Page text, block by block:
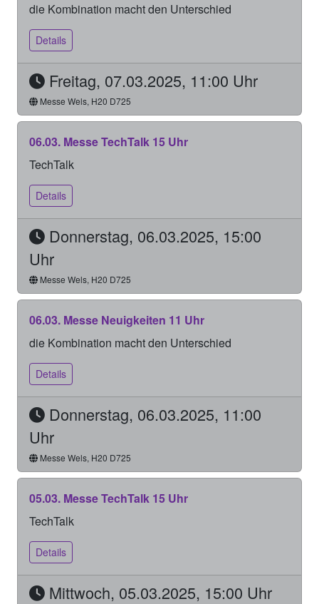
die Kombination macht den Unterschied
Details
Freitag, 07.03.2025, 11:00 Uhr
Messe Wels, H20 D725
06.03. Messe TechTalk 15 Uhr
TechTalk
Details
Donnerstag, 06.03.2025, 15:00
Uhr
Messe Wels, H20 D725
06.03. Messe Neuigkeiten 11 Uhr
die Kombination macht den Unterschied
Details
Donnerstag, 06.03.2025, 11:00
Uhr
Messe Wels, H20 D725
05.03. Messe TechTalk 15 Uhr
TechTalk
Details
Mittwoch, 05.03.2025, 15:00 Uhr